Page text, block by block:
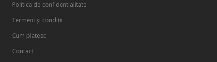
Politica de confidentialitate
Termeni și condiții
Cum platesc
Contact